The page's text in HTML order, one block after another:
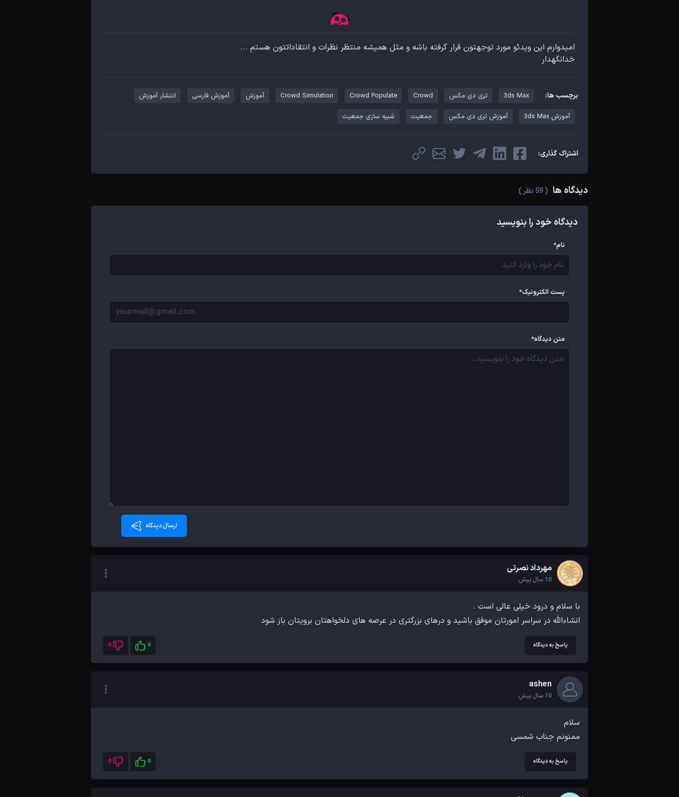
امیدوارم این ویدئو مورد توجهتون قرار گرفته باشه و مثل همیشه منتظر نظرات و انتقاداتتون هستم ...
خدانگهدار
برچسب ها: 3ds Max تری دی مکس Crowd
Crowd Populate
Crowd Simulation آموزش آموزش فارسی انتشار آموزش
آموزش 3ds Max آموزش تری دی مکس جمعیت شبیه سازی جمعیت
اشتراک گذاری:
دیدگاه ها ( 59 نظر )
دیدگاه خود را بنویسید
نام*
پست الکترونیک*
متن دیدگاه*
ارسال دیدگاه
مهرداد نصرتی
10 سال پیش
انشاءالله در سراسر امورتان موفق باشید و درهای بزرگتری در عرصه های دلخواهتان برویتان باز شود
پاسخ به دیدگاه 0
0
ashen
10 سال پیش
ممنونم جناب شمسی
پاسخ به دیدگاه 0
0